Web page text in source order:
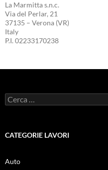
La Marmitta s.n.c.
Via del Perlar, 21
37135 – Verona (VR)
Italy
P.I. 02233170238
Ricerca
per:
CATEGORIE LAVORI
Auto